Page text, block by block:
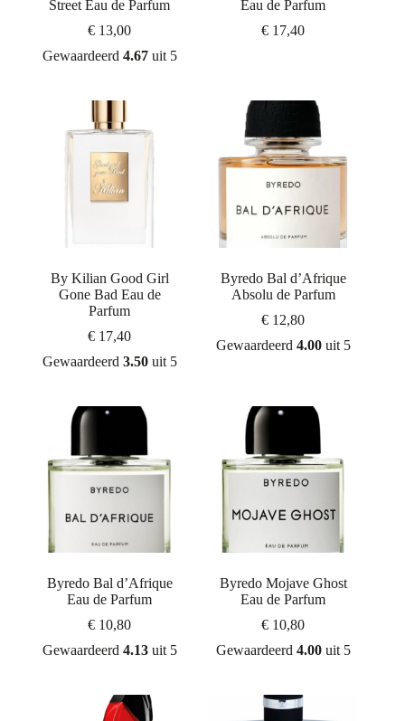
Street Eau de Parfum
€ 13,00
Gewaardeerd 4.67uit 5
Eau de Parfum
€ 17,40
By Kilian Good Girl
Gone Bad Eau de
Parfum
€ 17,40
Gewaardeerd 3.50uit 5
Byredo Bal d’Afrique
Absolu de Parfum
€ 12,80
Gewaardeerd 4.00uit 5
Byredo Bal d’Afrique
Eau de Parfum
€ 10,80
Gewaardeerd 4.13uit 5
Byredo Mojave Ghost
Eau de Parfum
€ 10,80
Gewaardeerd 4.00uit 5